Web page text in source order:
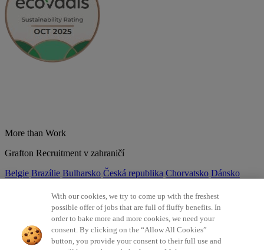
More than Work
Grafton Recruitment v zahraničí
Belgie Brazílie Bulharsko Česká republika Chorvatsko Dánsko
Německo Nizozemsko Norsko Polsko Portugalsko
Slovensko Španělsko Srbsko Švýcarsko Turecko
©2026 Všechna práva vyhrazena Grafton Recruitment
With our cookies, we try to come up with the freshest
possible offer of jobs that are full of fluffy benefits. In
order to bake more and more cookies, we need your
consent. By clicking on the “Allow All Cookies”
button, you provide your consent to their full use and